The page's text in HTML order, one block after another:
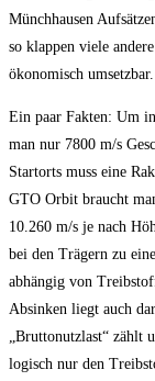
Münchhausen
so klappen viele
ökonomisch umsetzbar.
Ein paar Fakten: Um
man nur 7800 m/s
Startorts muss eine
GTO Orbit braucht
10.260 m/s je nach
bei den Trägern zu
abhängig von
Absinken liegt auch
„Bruttonutzlast“ zählt
logisch nur den